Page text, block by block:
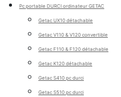
Pc portable DURCI ordinateur GETAC
Getac UX10 détachable
Getac V110 & V120 convertible
Getac F110 & F120 détachable
Getac K120 détachable
Getac S410 pc durci
Getac S510 pc durci